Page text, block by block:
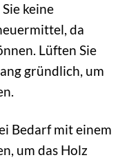
keine
da
Lüften Sie
gründlich, um
Bedarf mit einem
um das Holz